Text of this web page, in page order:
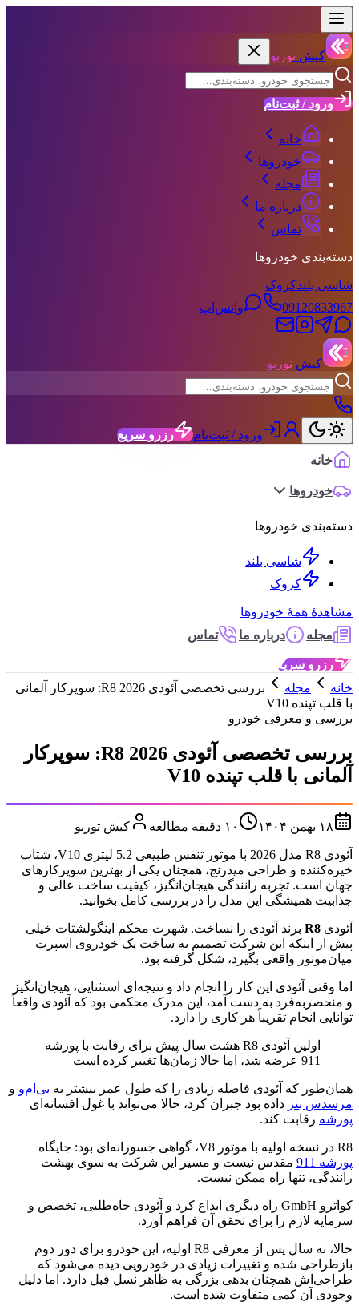
کیش توربو
ورود / ثبت‌نام
خانه
خودروها
مجله
درباره ما
تماس
دسته‌بندی خودروها
شاسی بلندکروک
09120833967
واتس‌اپ
کیش توربو
ورود / ثبت‌نام
رزرو سریع
خانه
خودروها
دسته‌بندی خودروها
شاسی بلند
کروک
مشاهدهٔ همهٔ خودروها
مجله
درباره ما تماس
رزرو سریع
خانه
مجله
بررسی تخصصی آئودی R8 2026: سوپرکار آلمانی
با قلب تپنده V10
بررسی و معرفی خودرو
بررسی تخصصی آئودی R8 2026: سوپرکار
آلمانی با قلب تپنده V10
۱۸ بهمن ۱۴۰۴ ۱۰ دقیقه مطالعه کیش توربو
آئودی R8 مدل 2026 با موتور تنفس طبیعی 5.2 لیتری V10، شتاب
خیره‌کننده و طراحی میدرنج، همچنان یکی از بهترین سوپرکارهای
جهان است. تجربه رانندگی هیجان‌انگیز، کیفیت ساخت عالی و
جذابیت همیشگی این مدل را در بررسی کامل بخوانید.
آئودی R8 برند آئودی را نساخت. شهرت محکم اینگولشتات خیلی
پیش از اینکه این شرکت تصمیم به ساخت یک خودروی اسپرت
میان‌موتور واقعی بگیرد، شکل گرفته بود.
اما وقتی آئودی این کار را انجام داد و نتیجه‌ای استثنایی، هیجان‌انگیز
و منحصربه‌فرد به دست آمد، این مدرک محکمی بود که آئودی واقعاً
توانایی انجام تقریباً هر کاری را دارد.
اولین آئودی R8 هشت سال پیش برای رقابت با پورشه
911 عرضه شد، اما حالا زمان‌ها تغییر کرده است
همان‌طور که آئودی فاصله زیادی را که طول عمر بیشتر به بی‌ام‌و و
مرسدس بنز داده بود جبران کرد، حالا می‌تواند با غول افسانه‌ای
پورشه رقابت کند.
R8 در نسخه اولیه با موتور V8، گواهی جسورانه‌ای بود: جایگاه
پورشه 911
مقدس نیست و مسیر این شرکت به سوی بهشت
رانندگی، تنها راه ممکن نیست.
کواترو GmbH راه دیگری ابداع کرد و آئودی جاه‌طلبی، تخصص و
سرمایه لازم را برای تحقق آن فراهم آورد.
حالا، نه سال پس از معرفی R8 اولیه، این خودرو برای دور دوم
بازطراحی شده و تغییرات زیادی در خودرویی دیده می‌شود که
طراحی‌اش همچنان بدهی بزرگی به ظاهر نسل قبل دارد. اما دلیل
وجودی آن کمی متفاوت شده است.